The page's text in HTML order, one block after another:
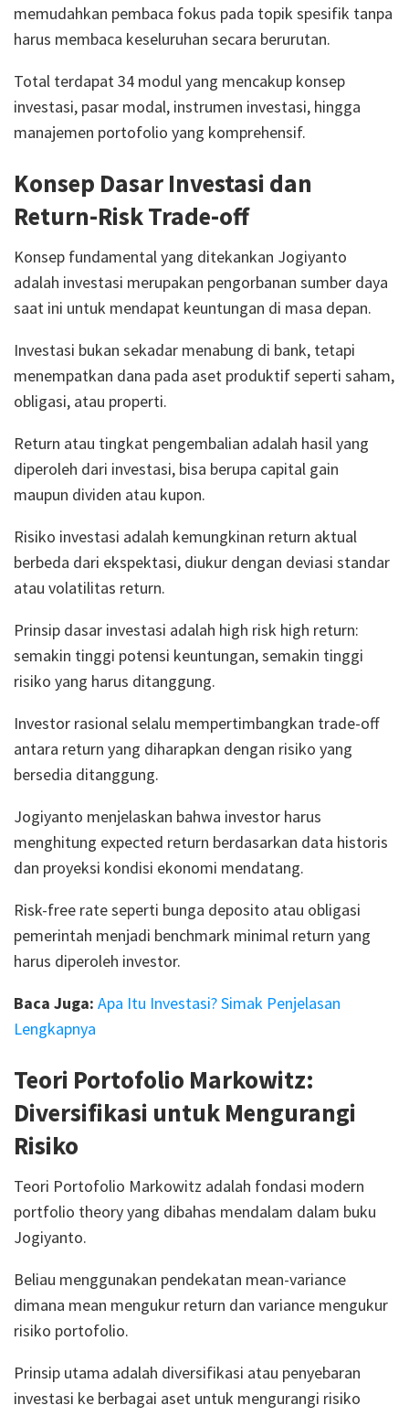
memudahkan pembaca fokus pada topik spesifik tanpa
harus membaca keseluruhan secara berurutan.
Total terdapat 34 modul yang mencakup konsep
investasi, pasar modal, instrumen investasi, hingga
manajemen portofolio yang komprehensif.
Konsep Dasar Investasi dan
Return-Risk Trade-off
Konsep fundamental yang ditekankan Jogiyanto
adalah investasi merupakan pengorbanan sumber daya
saat ini untuk mendapat keuntungan di masa depan.
Investasi bukan sekadar menabung di bank, tetapi
menempatkan dana pada aset produktif seperti saham,
obligasi, atau properti.
Return atau tingkat pengembalian adalah hasil yang
diperoleh dari investasi, bisa berupa capital gain
maupun dividen atau kupon.
Risiko investasi adalah kemungkinan return aktual
berbeda dari ekspektasi, diukur dengan deviasi standar
atau volatilitas return.
Prinsip dasar investasi adalah high risk high return:
semakin tinggi potensi keuntungan, semakin tinggi
risiko yang harus ditanggung.
Investor rasional selalu mempertimbangkan trade-off
antara return yang diharapkan dengan risiko yang
bersedia ditanggung.
Jogiyanto menjelaskan bahwa investor harus
menghitung expected return berdasarkan data historis
dan proyeksi kondisi ekonomi mendatang.
Risk-free rate seperti bunga deposito atau obligasi
pemerintah menjadi benchmark minimal return yang
harus diperoleh investor.
Baca Juga: Apa Itu Investasi? Simak Penjelasan
Lengkapnya
Teori Portofolio Markowitz:
Diversifikasi untuk Mengurangi
Risiko
Teori Portofolio Markowitz adalah fondasi modern
portfolio theory yang dibahas mendalam dalam buku
Jogiyanto.
Beliau menggunakan pendekatan mean-variance
dimana mean mengukur return dan variance mengukur
risiko portofolio.
Prinsip utama adalah diversifikasi atau penyebaran
investasi ke berbagai aset untuk mengurangi risiko